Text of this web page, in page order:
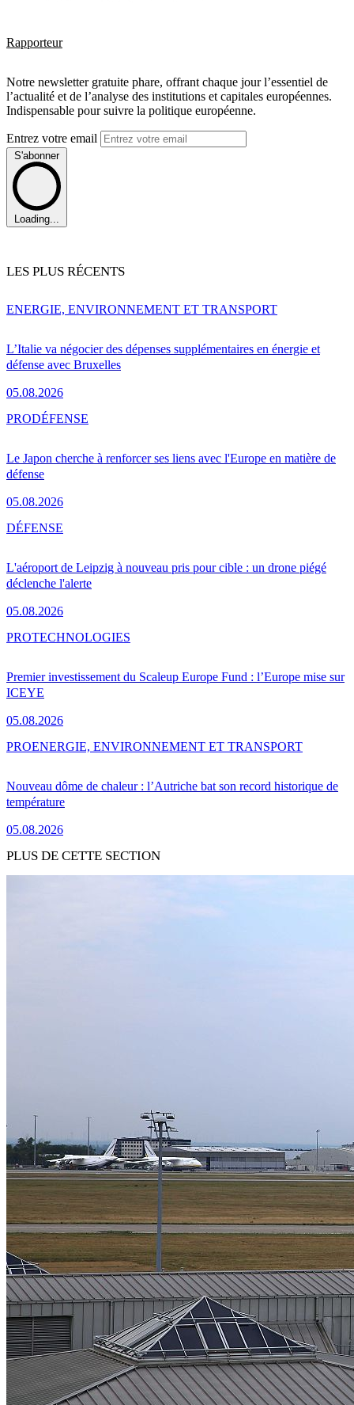
Rapporteur
Notre newsletter gratuite phare, offrant chaque jour l’essentiel de
l’actualité et de l’analyse des institutions et capitales européennes.
Indispensable pour suivre la politique européenne.
Entrez votre email
S'abonner
Loading...
LES PLUS RÉCENTS
L’Italie va négocier des dépenses supplémentaires en énergie et
défense avec Bruxelles
05.08.2026
ENERGIE, ENVIRONNEMENT ET TRANSPORT
Le Japon cherche à renforcer ses liens avec l'Europe en matière de
défense
05.08.2026
PRODÉFENSE
L'aéroport de Leipzig à nouveau pris pour cible : un drone piégé
déclenche l'alerte
05.08.2026
DÉFENSE
Premier investissement du Scaleup Europe Fund : l’Europe mise sur
ICEYE
05.08.2026
PROTECHNOLOGIES
Nouveau dôme de chaleur : l’Autriche bat son record historique de
température
05.08.2026
PROENERGIE, ENVIRONNEMENT ET TRANSPORT
PLUS DE CETTE SECTION